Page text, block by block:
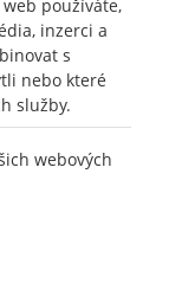
používáte,
inzerci a
s
nebo které
služby.
webových